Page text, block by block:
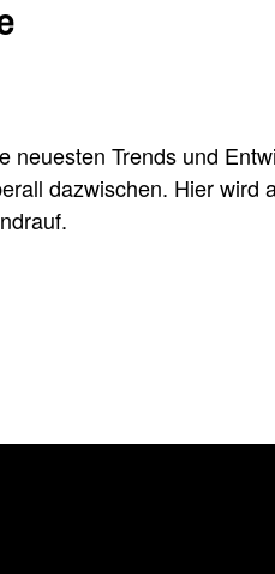
neuesten Trends und
dazwischen. Hier wird